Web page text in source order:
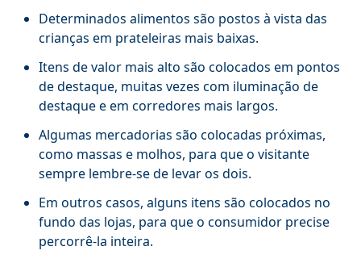
Determinados alimentos são postos à vista das
crianças em prateleiras mais baixas.
Itens de valor mais alto são colocados em pontos
de destaque, muitas vezes com iluminação de
destaque e em corredores mais largos.
Algumas mercadorias são colocadas próximas,
como massas e molhos, para que o visitante
sempre lembre-se de levar os dois.
Em outros casos, alguns itens são colocados no
fundo das lojas, para que o consumidor precise
percorrê-la inteira.